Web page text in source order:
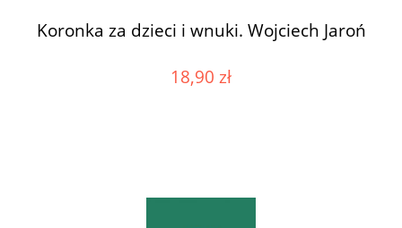
Koronka za dzieci i wnuki. Wojciech Jaroń
18,90 zł